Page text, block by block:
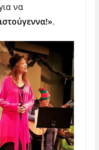
να
.